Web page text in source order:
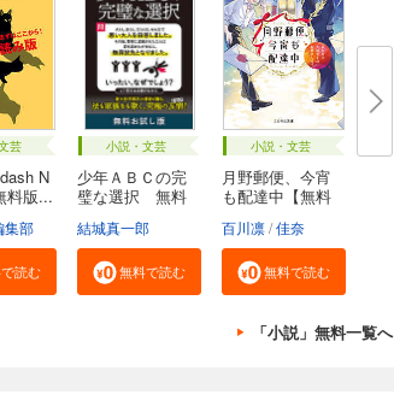
芸
N
料版...
集部
読む
小説・文芸
少年ＡＢＣの完
璧な選択 無料
結城真一郎
無料で読む
小説・文芸
月野郵便、今宵
も配達中【無料
百川凛 佳奈
無料で読む
「小説」無料一覧へ